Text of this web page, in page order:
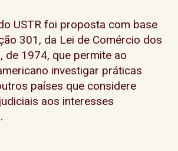
USTR foi proposta com base
301, da Lei de Comércio dos
de 1974, que permite ao
investigar práticas
países que considere
aos interesses